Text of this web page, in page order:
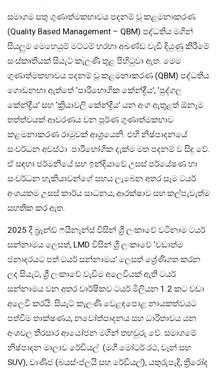
සමාගම සතු ගුණාත්මකභාවය පදනම් වූ කළමනාකරණ
(Quality Based Management – QBM) පද්ධතිය මගින්
සියලුම මෙහෙයුම් මට්ටම් හරහා අඛණ්ඩ වැඩි දියුණු කිරීමේ
සංස්කෘතියක් සියැට් කැලණි තුළ පිහිටුවා ඇත. මෙම
ගුණාත්මකභාවය පදනම් වූ කළමනාකරණ (QBM) පද්ධතිය
ගොඩනඟා ඇත්තේ ‘පාරිභොගික කේන්ද්‍රීය’, ‘පුද්ගල
කේන්ද්‍රීය’ සහ ‘ක්‍රියාවලි කේන්ද්‍රීය’ යන අංග ඇතුළත් ඕනෑම
තත්ත්වයක් ආවරණය වන පූර්ණ ගුණාත්මකභාව
කළමනාකරණ රාමුවක් ආශ්‍රයෙනි. එහි නිෂ්පාදනයේ
සංවර්ධන අවස්ථා පාරිභෝගික දැක්ම මත පදනම් ව සිදු වේ.
ඒ සඳහා ජර්මනියේ සහ ඉන්දියාවේ උසස් පර්යේෂණ හා
සංවර්ධන හැකියාවන්ගේ සහය ලැබෙන අතර සෑම ටයර්
අංශයකම උසස් කාර්ය සාධනය, ආරක්ෂාව සහ කල්පැවැත්ම
සහතික කර ඇත.
2025 දී බ්‍රෑන්ඩ් ෆයිනෑන්ස් විසින් ශ්‍රී ලංකාවේ වටිනාම ටයර්
සන්නාමය ලෙසත්, LMD විසින් ශ්‍රී ලංකාවේ ‘වඩාත්ම
ජනාදරයට පත් ටයර් සන්නාමය’ ලෙසත් ශ්‍රේණිගත කරන
ලද සියැට්, ශ්‍රී ලංකාවේ වැඩිම අලෙවියක් ඇති ටයර්
සන්නාමය වන අතර වාර්ෂිකව ටයර් මිලියන 1.2 කට වඩා
අලෙවි කරයි. සියැට් කැලණි වෙළඳපොළ නායකත්වයට
පත්වීම තාක්ෂණය, නවෝත්පාදනය සහ ධාරිතාවය යන
අංශවල තිරසාර ආයෝජන මගින් තහවුරු වේ. සමාගමේ
නිෂ්පාදන මාලාව රේඩියල් (මගී මෝටර් රථ, වෑන් සහ
SUV), වාණිජ (බයස්-ප්ලයි සහ රේඩියල්), යතුරුපැදි, ත්‍රිරෝද